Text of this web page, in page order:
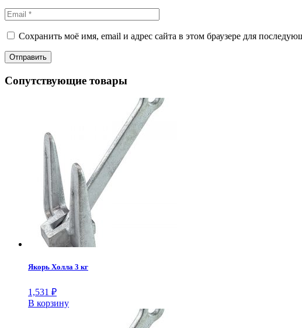
Сохранить моё имя, email и адрес сайта в этом браузере для
Сопутствующие товары
Якорь Холла 3 кг
1,531 ₽
В корзину